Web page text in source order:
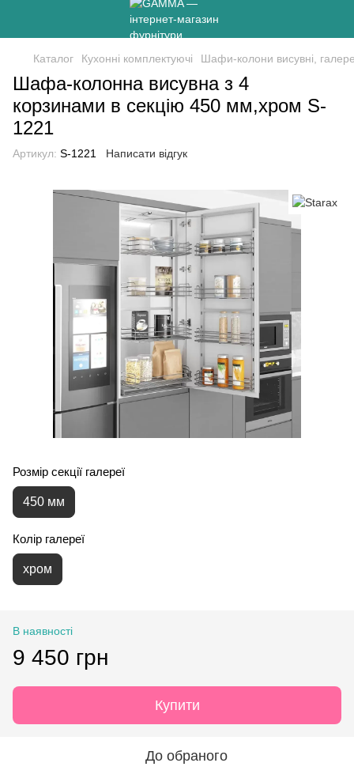
Каталог Кухонні комплектуючі Шафи-колони висувні,
Шафа-колонна висувна з 4
корзинами в секцію 450 мм,хром S-
1221
Артикул: S-1221 Написати відгук
Розмір секції галереї
450 мм
Колір галереї
хром
В наявності
9 450 грн
Купити
До обраного